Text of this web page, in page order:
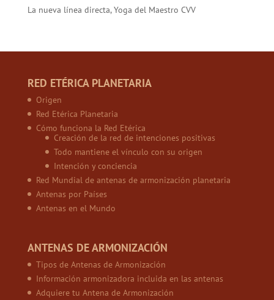
La nueva línea directa, Yoga del Maestro CVV
RED ETÉRICA PLANETARIA
Origen
Red Etérica Planetaria
Cómo funciona la Red Etérica
Creación de la red de intenciones positivas
Todo mantiene el vínculo con su origen
Intención y conciencia
Red Mundial de antenas de armonización planetaria
Antenas por Países
Antenas en el Mundo
ANTENAS DE ARMONIZACIÓN
Tipos de Antenas de Armonización
Información armonizadora incluida en las antenas
Adquiere tu Antena de Armonización